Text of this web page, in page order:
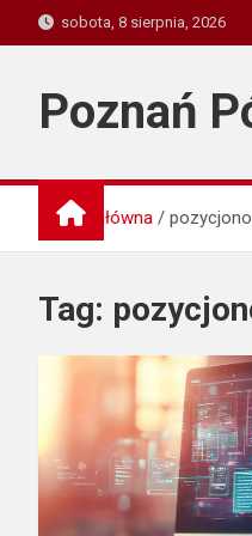
to
sobota, 8 sierpnia, 2026
Poznań
Strona główna
Tag: